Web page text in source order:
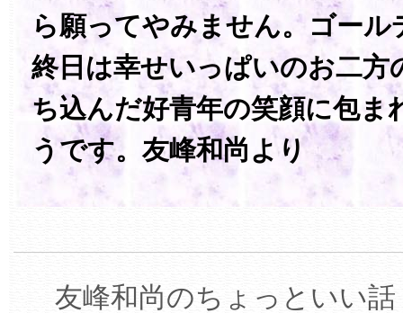
ら願ってやみません。ゴー
終日は幸せいっぱいのお二方
ち込んだ好青年の笑顔に包ま
うです。友峰和尚より
友峰和尚のちょっといい